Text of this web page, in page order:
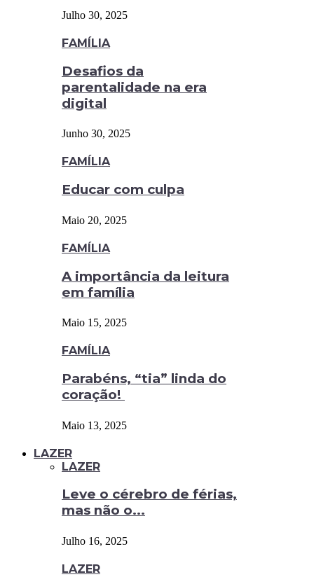
Julho 30, 2025
FAMÍLIA
Desafios da
parentalidade na era
digital
Junho 30, 2025
FAMÍLIA
Educar com culpa
Maio 20, 2025
FAMÍLIA
A importância da leitura
em família
Maio 15, 2025
FAMÍLIA
Parabéns, “tia” linda do
coração!
Maio 13, 2025
LAZER
LAZER
Leve o cérebro de férias,
mas não o...
Julho 16, 2025
LAZER